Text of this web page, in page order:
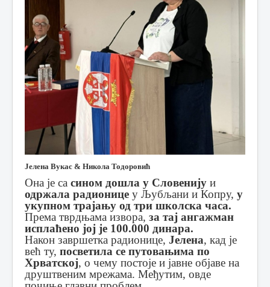
Јелена Вукас & Никола Тодоровић
Она је са сином дошла у Словенију и
одржала радионице у Љубљани и Копру, у
укупном трајању од три школска часа.
Према тврдњама извора, за тај ангажман
исплаћено јој је 100.000 динара.
Након завршетка радионице, Јелена, кад је
већ ту, посветила се путовањима по
Хрватској, о чему постоје и јавне објаве на
друштвеним мрежама. Међутим, овде